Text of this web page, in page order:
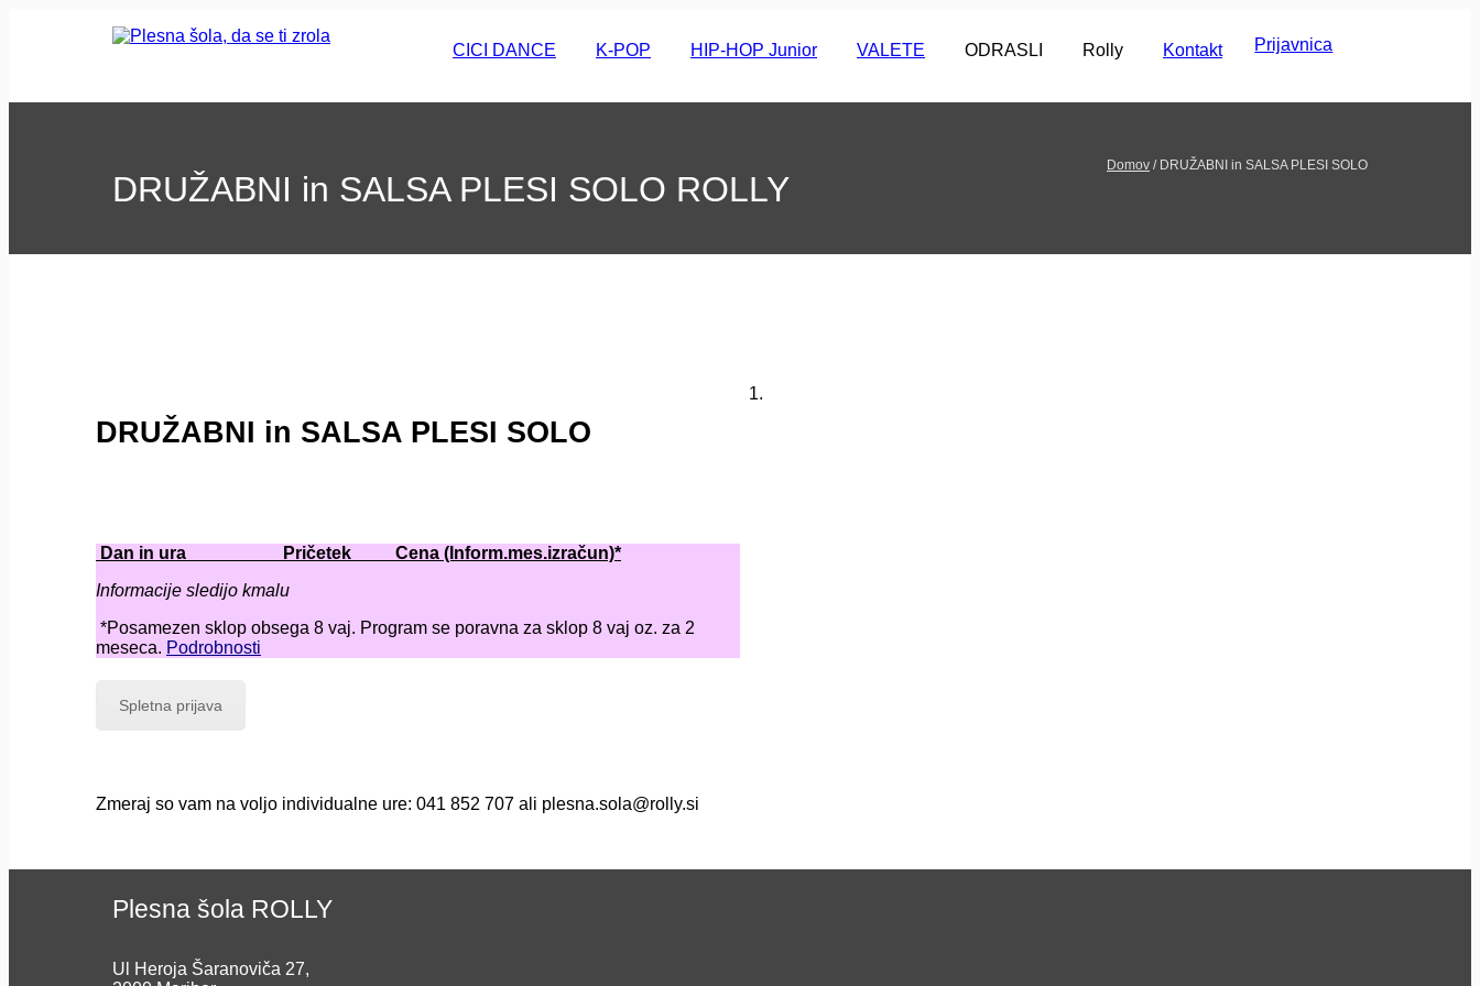
Prijavnica
CICI DANCE K-POP HIP-HOP Junior VALETE ODRASLI Rolly Kontakt
DRUŽABNI in SALSA PLESI SOLO ROLLY
Domov / DRUŽABNI in SALSA PLESI SOLO
DRUŽABNI in SALSA PLESI SOLO
Dan in ura Pričetek Cena (Inform.mes.izračun)*
Informacije sledijo kmalu
*Posamezen sklop obsega 8 vaj. Program se poravna za sklop 8 vaj oz. za 2
meseca. Podrobnosti
Spletna prijava
Zmeraj so vam na voljo individualne ure: 041 852 707 ali plesna.sola@rolly.si
Plesna šola ROLLY
Ul Heroja Šaranoviča 27,